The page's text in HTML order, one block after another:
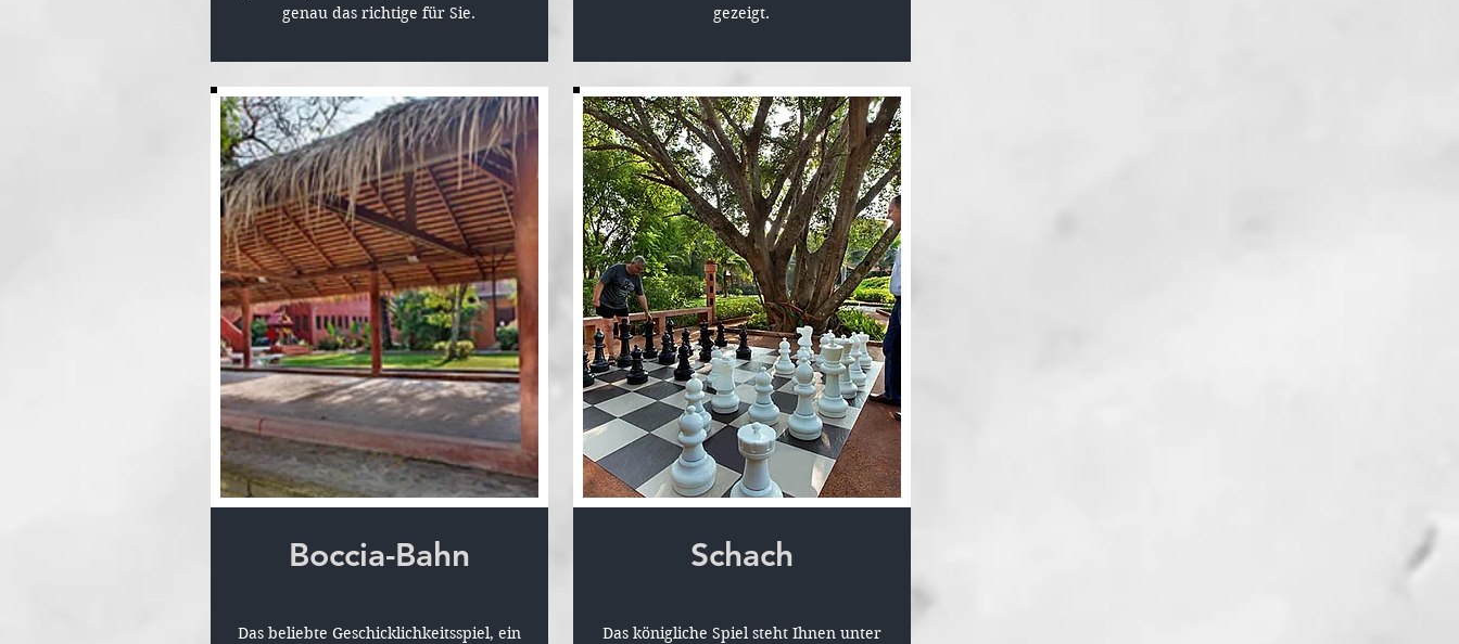
genau das richtige für Sie.
Boccia-Bahn
Das beliebte Geschicklichkeitsspiel, ein
gezeigt.
Schach
Das königliche Spiel steht Ihnen unter